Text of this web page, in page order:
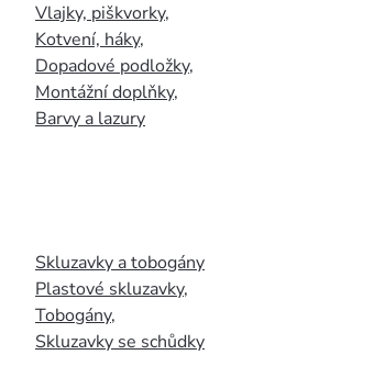
Vlajky, piškvorky,
Kotvení, háky,
Dopadové podložky,
Montážní doplňky,
Barvy a lazury
Skluzavky a tobogány
Plastové skluzavky,
Tobogány,
Skluzavky se schůdky